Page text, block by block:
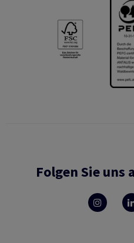
Folgen Sie uns